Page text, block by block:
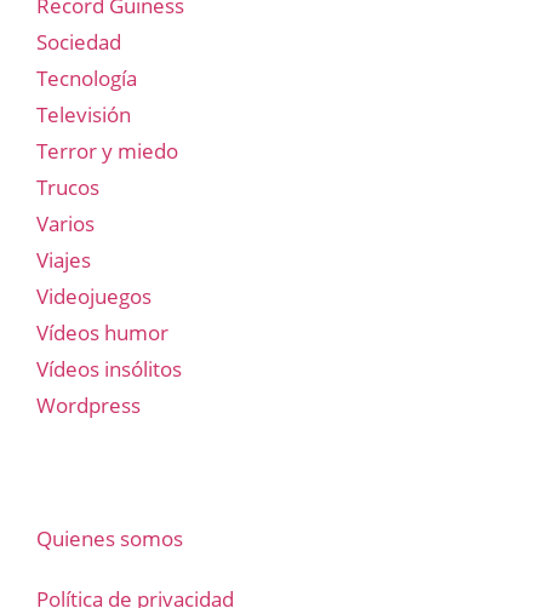
Sociedad
Tecnología
Televisión
Terror y miedo
Trucos
Varios
Viajes
Videojuegos
Vídeos humor
Vídeos insólitos
Wordpress
Quienes somos
Política de privacidad